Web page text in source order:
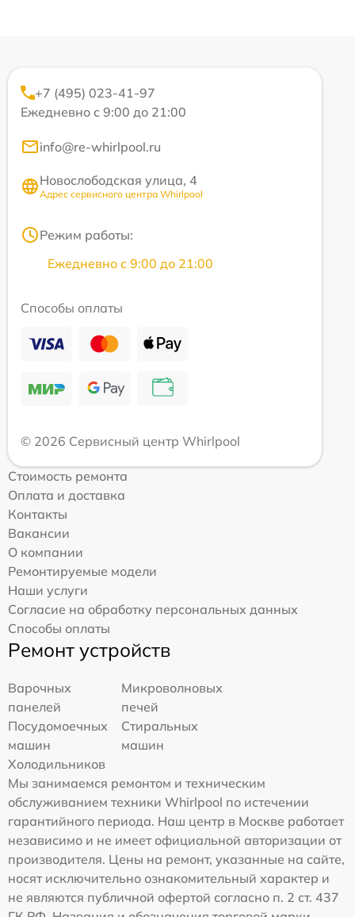
+7 (495) 023-41-97
Ежедневно с 9:00 до 21:00
info@re-whirlpool.ru
Новослободская улица, 4
Адрес сервисного центра Whirlpool
Режим работы:
Ежедневно с 9:00 до 21:00
Способы оплаты
© 2026 Сервисный центр Whirlpool
Стоимость ремонта
Оплата и доставка
Контакты
Вакансии
О компании
Ремонтируемые модели
Наши услуги
Согласие на обработку персональных данных
Способы оплаты
Ремонт устройств
Варочных
панелей
Микроволновых
печей
Посудомоечных
машин
Стиральных
машин
Холодильников
Мы занимаемся ремонтом и техническим
обслуживанием техники Whirlpool по истечении
гарантийного периода. Наш центр в Москве работает
независимо и не имеет официальной авторизации от
производителя. Цены на ремонт, указанные на сайте,
носят исключительно ознакомительный характер и
не являются публичной офертой согласно п. 2 ст. 437